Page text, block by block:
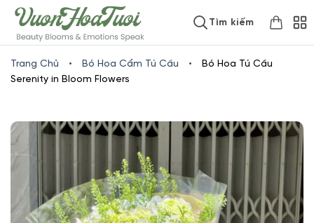
www.vuonhoatuoi.vnSkip
to
content
Tìm kiếm
Trang Chủ • Bó Hoa Cẩm Tú Cầu •
Bó Hoa Tú Cầu
Serenity in Bloom Flowers